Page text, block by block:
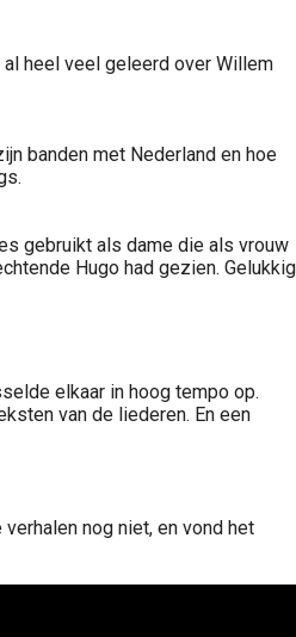
heel veel geleerd over Willem
banden met Nederland en hoe
gebruikt als dame die als vrouw
Hugo had gezien. Gelukkig
elkaar in hoog tempo op.
van de liederen. En een
nog niet, en vond het